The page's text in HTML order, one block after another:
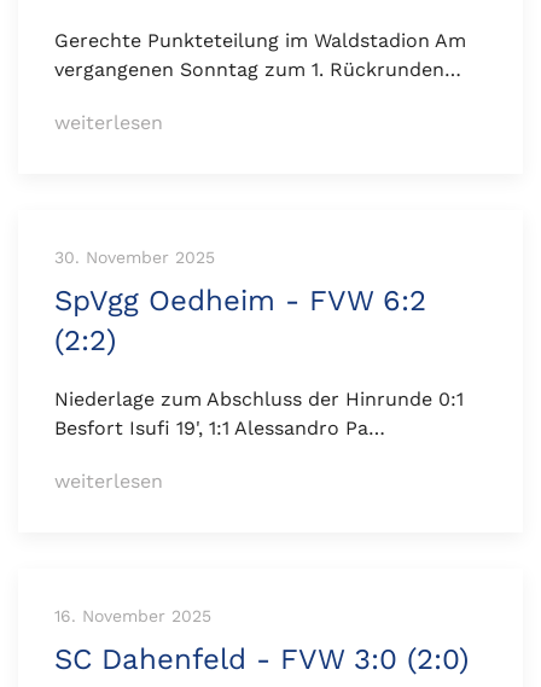
Gerechte Punkteteilung im Waldstadion Am
vergangenen Sonntag zum 1. Rückrunden…
weiterlesen
30. November 2025
SpVgg Oedheim - FVW 6:2
(2:2)
Niederlage zum Abschluss der Hinrunde 0:1
Besfort Isufi 19', 1:1 Alessandro Pa…
weiterlesen
16. November 2025
SC Dahenfeld - FVW 3:0 (2:0)